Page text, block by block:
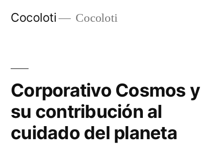
Cocoloti Cocoloti
Corporativo Cosmos y
su contribución al
cuidado del planeta